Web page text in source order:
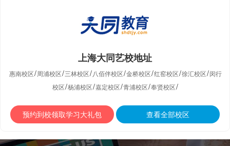
上海大同艺校地址
惠南校区/周浦校区/三林校区/ 八佰伴校区/金桥校区/红窑校区/徐汇校区/闵行
校区/杨浦校区/嘉定校区/青浦校区/奉贤校区/
预约到校领取学习大礼包 查看全部校区